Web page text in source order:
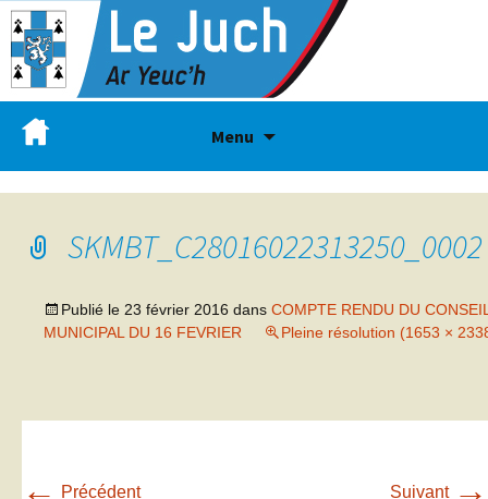
Menu
SKMBT_C28016022313250_0002
Publié le 23 février 2016 dans COMPTE RENDU DU
MUNICIPAL DU 16 FEVRIER
Pleine résolution (1653 ×
← Précédent Suivant →